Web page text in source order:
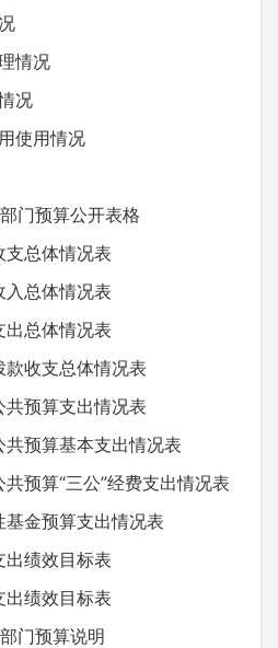
情况
况
使用情况
预算公开表格
总体情况表
总体情况表
总体情况表
收支总体情况表
预算支出情况表
预算基本支出情况表
算“三公”经费支出情况表
金预算支出情况表
绩效目标表
绩效目标表
预算说明